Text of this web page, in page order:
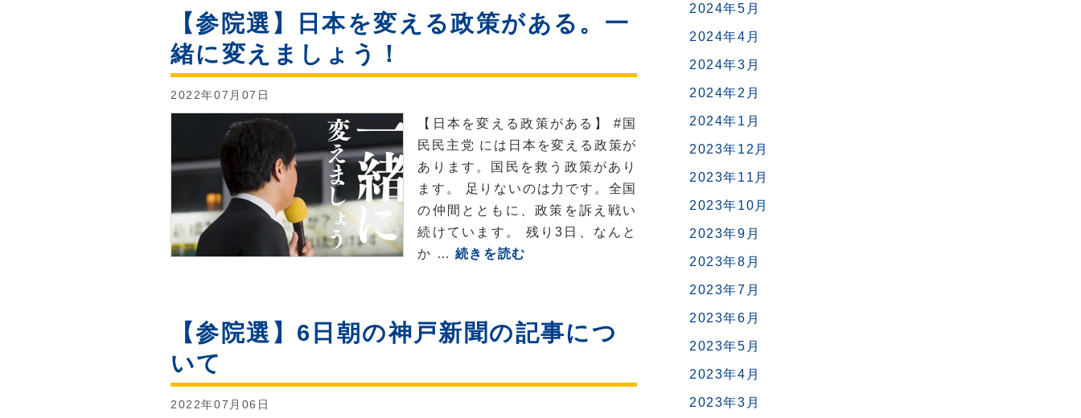
を
け
の
対
応
に
つ
い
【参院選】日本を変える政策がある。一
緒に変えましょう！
2022年07月07日
【日本を変える政策がある】 #国
民民主党 には日本を変える政策が
あります。国民を救う政策があり
ます。 足りないのは力です。全国
の仲間とともに、政策を訴え戦い
続けています。 残り3日、なんと
か … 続きを読む
本
変
【参院選】6日朝の神戸新聞の記事につ
いて
2022年07月06日
2024年5月
2024年4月
2024年3月
2024年2月
2024年1月
2023年12月
2023年11月
2023年10月
2023年9月
2023年8月
2023年7月
2023年6月
2023年5月
2023年4月
2023年3月